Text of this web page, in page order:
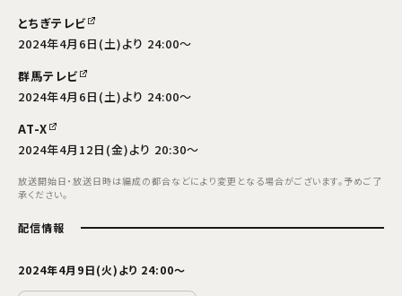
とちぎテレビ
2024年4月6日(土)より 24:00～
群馬テレビ
2024年4月6日(土)より 24:00～
AT-X
2024年4月12日(金)より 20:30～
放送開始日・放送日時は編成の都合などにより変更となる場合がございます。予めご了
承ください。
配信情報
2024年4月9日(火)より 24:00～